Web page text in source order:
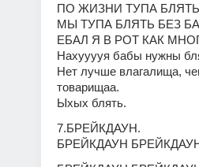
ПО ЖИЗНИ ТУПА
МЫ ТУПА БЛЯТЬ БЕЗ
ЕБАЛ Я В РОТ КАК
Нахууууя бабы нужны
Нет лучше влагалища,
товарищаа.
Ыхых блять.
7.БРЕЙКДАУН.
БРЕЙКДАУН